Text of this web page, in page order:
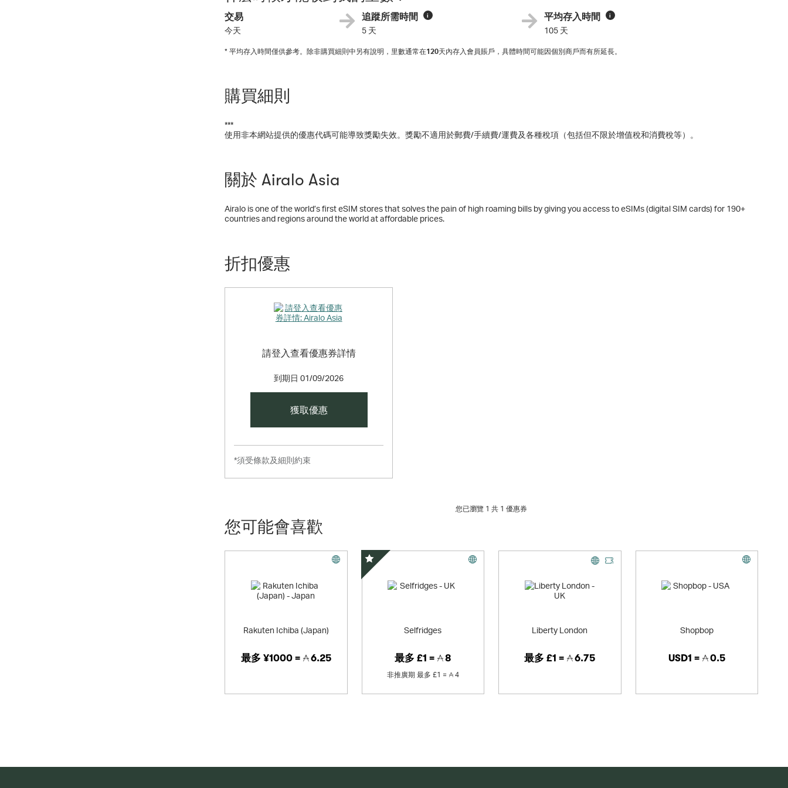
交易
今天
追蹤所需時間 i
5 天
平均存入時間 i
105 天
* 平均存入時間僅供參考。除非購買細則中另有說明，里數通常在120天內存入會員賬戶，具體時間可能因個別商戶而有所延長。
購買細則
***
使用非本網站提供的優惠代碼可能導致獎勵失效。獎勵不適用於郵費/手續費/運費及各種稅項（包括但不限於增值稅和消費稅等）。
關於 Airalo Asia
Airalo is one of the world’s first eSIM stores that solves the pain of high roaming bills by giving you access to eSIMs (digital SIM cards) for 190+
countries and regions around the world at affordable prices.
折扣優惠
請登入查看優惠券詳情
到期日01/09/2026
獲取優惠
*須受條款及細則約束
您已瀏覽 1 共 1 優惠券
您可能會喜歡
Rakuten Ichiba (Japan)
最多 ¥1000 = 6.25
Selfridges
最多 £1 = 8
非推廣期 最多 £1 = 4
精選優惠
Liberty London
最多 £1 = 6.75
Shopbop
USD1 = 0.5